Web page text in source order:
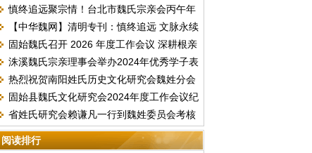
氏文化联谊暨合谱研讨盛会顺利落幕
慎终追远聚宗情！台北市魏氏宗亲会丙午年
春季祭祖暨换届选举圆满举行
【中华魏网】清明专刊：慎终追远 文脉永续
文明祭祖倡议书
固始魏氏召开 2026 年度工作会议 深耕根亲
文化擘画发展新篇
洙溪魏氏宗亲理事会举办2024年优秀学子表
彰大会
热烈祝贺南阳姓氏历史文化研究会魏姓分会
2024续谱推进会圆满成功召开
固始县魏氏文化研究会2024年度工作会议纪
要
省姓氏研究会赖谦凡一行到魏姓委员会考核
2023年度工作
阅读排行